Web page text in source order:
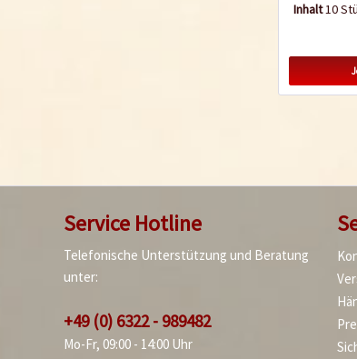
Inhalt10
Service Hotline
Telefonische Unterstützung und Beratung
unter:
+49 (0) 6322 - 989482
Mo-Fr, 09:00 - 14:00 Uhr